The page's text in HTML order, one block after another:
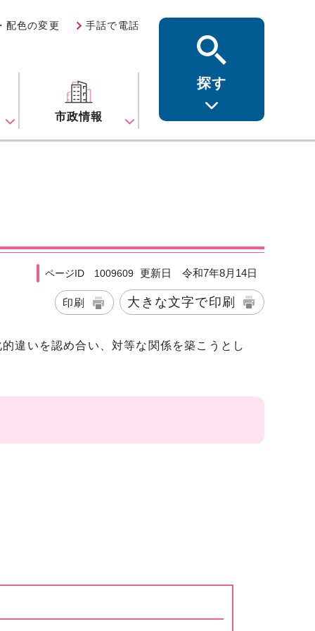
配色の変更 手話で電話
市政情報
探す
ページID 1009609 更新日 令和7年8月14日
印刷 大きな文字で印刷
違いを認め合い、対等な関係を築こうとし